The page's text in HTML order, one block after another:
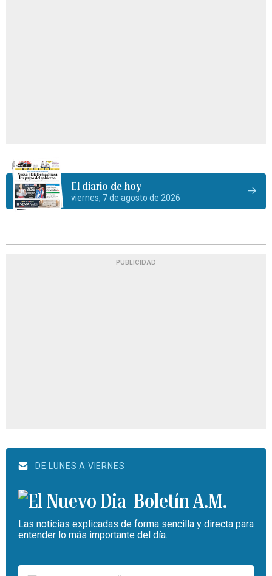
El diario de hoy
viernes, 7 de agosto de 2026
PUBLICIDAD
DE LUNES A VIERNES
Boletín A.M.
Las noticias explicadas de forma sencilla y directa para
entender lo más importante del día.